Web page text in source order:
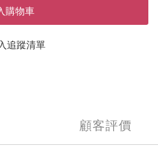
購物車
追蹤清單
顧客評價